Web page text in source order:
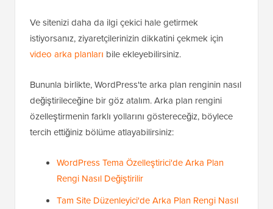
Ve sitenizi daha da ilgi çekici hale getirmek
istiyorsanız, ziyaretçilerinizin dikkatini çekmek için
video arka planları bile ekleyebilirsiniz.
Bununla birlikte, WordPress'te arka plan renginin nasıl
değiştirileceğine bir göz atalım. Arka plan rengini
özelleştirmenin farklı yollarını göstereceğiz, böylece
tercih ettiğiniz bölüme atlayabilirsiniz:
WordPress Tema Özelleştirici'de Arka Plan
Rengi Nasıl Değiştirilir
Tam Site Düzenleyici'de Arka Plan Rengi Nasıl